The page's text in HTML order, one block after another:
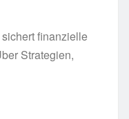
finanzielle
Strategien,